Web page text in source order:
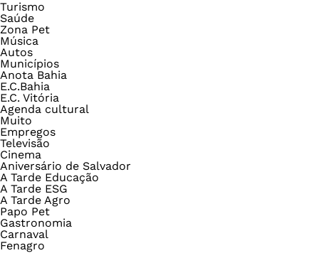
Turismo
Saúde
Zona Pet
Música
Autos
Municípios
Anota Bahia
E.C.Bahia
E.C. Vitória
Agenda cultural
Muito
Empregos
Televisão
Cinema
Aniversário de Salvador
A Tarde Educação
A Tarde ESG
A Tarde Agro
Papo Pet
Gastronomia
Carnaval
Fenagro